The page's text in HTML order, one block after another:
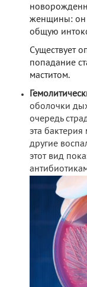
женщины: он
общую
Существует
попадание
маститом.
оболочки
очередь
эта
другие
этот вид